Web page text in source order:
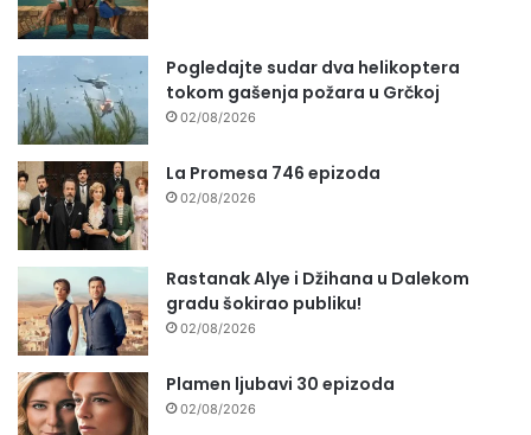
Pogledajte sudar dva helikoptera
tokom gašenja požara u Grčkoj
02/08/2026
La Promesa 746 epizoda
02/08/2026
Rastanak Alye i Džihana u Dalekom
gradu šokirao publiku!
02/08/2026
Plamen ljubavi 30 epizoda
02/08/2026